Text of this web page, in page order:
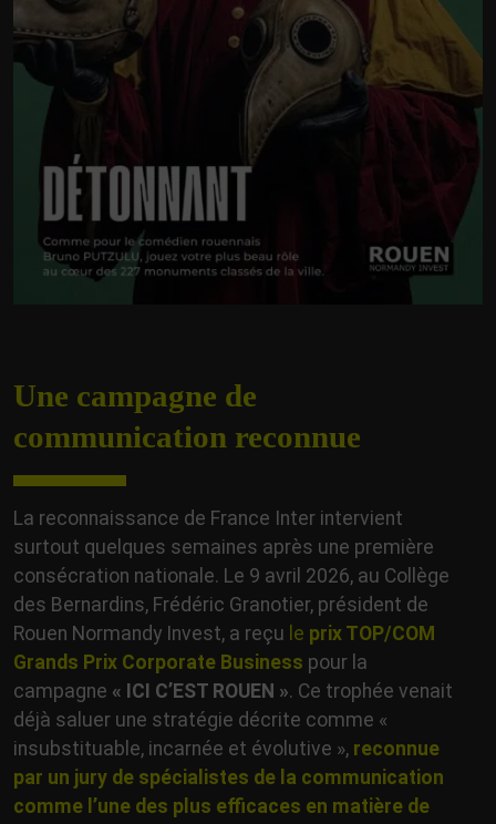
Une campagne de
communication reconnue
La reconnaissance de France Inter intervient
surtout quelques semaines après une première
consécration nationale. Le 9 avril 2026, au Collège
des Bernardins, Frédéric Granotier, président de
Rouen Normandy Invest, a reçu le prix TOP/COM
Grands Prix Corporate Business pour la
campagne « ICI C’EST ROUEN ». Ce trophée venait
déjà saluer une stratégie décrite comme «
insubstituable, incarnée et évolutive », reconnue
par un jury de spécialistes de la communication
comme l’une des plus efficaces en matière de